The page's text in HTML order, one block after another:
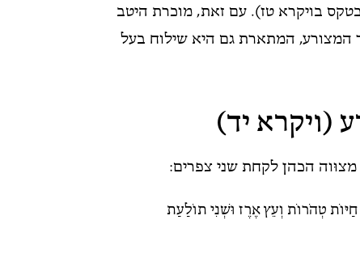
בויקרא טז). עם זאת, מוכרת היטב
המצורע, המתארת גם היא שילוח בעל
(ויקרא יד)
מצוּוה הכהן לקחת שני צפרים:
טְהֹרוֹת וְעֵץ אֶרֶז וּשְׁנִי תוֹלַעַת